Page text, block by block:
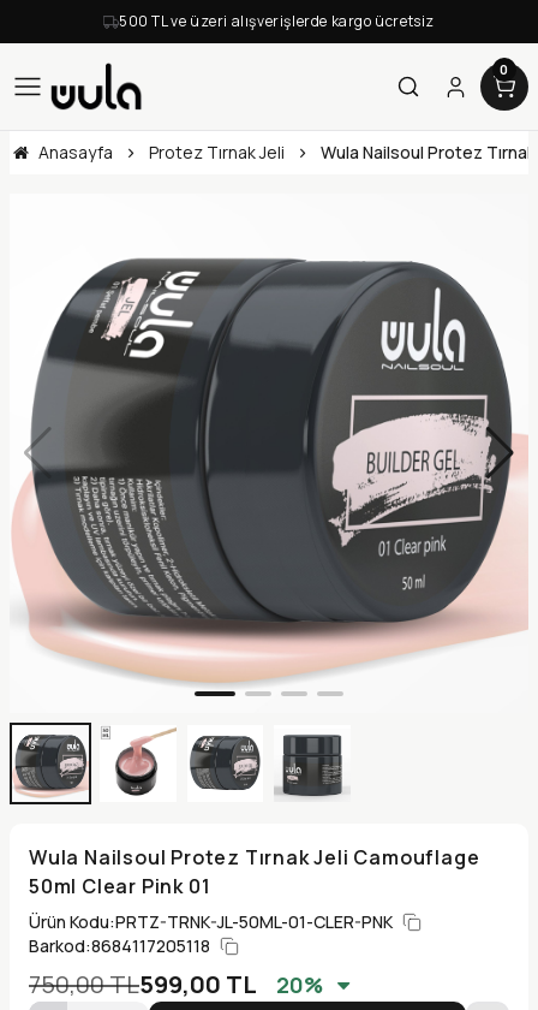
500 TL ve üzeri alışverişlerde kargo ücretsiz
0
Anasayfa Protez Tırnak Jeli Wula Nailsoul Protez
Wula Nailsoul Protez Tırnak Jeli Camouflage
50ml Clear Pink 01
Ürün Kodu:PRTZ-TRNK-JL-50ML-01-CLER-PNK
Barkod:8684117205118
750,00TL599,00 TL 20%